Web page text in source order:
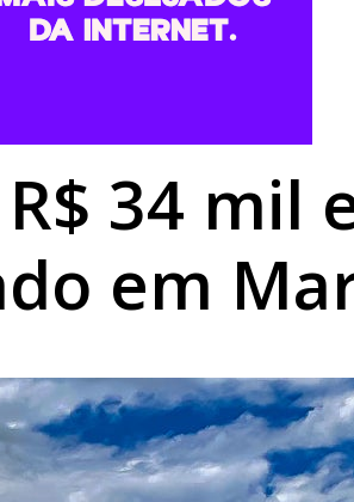
estadual a Umuarama
34 mil
em